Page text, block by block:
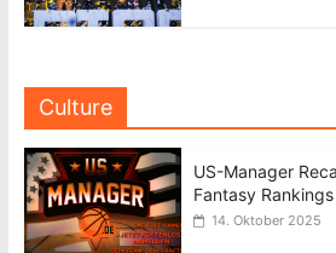
Culture
US-Manager
Fantasy
14. Oktober 2025